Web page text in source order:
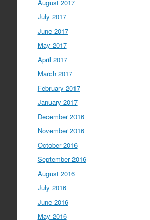
August 2017
July 2017
June 2017
May 2017
April 2017
March 2017
February 2017
January 2017
December 2016
November 2016
October 2016
September 2016
August 2016
July 2016
June 2016
May 2016